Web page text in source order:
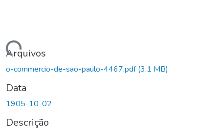
Arquivos
o-commercio-de-sao-paulo-4467.pdf(3,1 MB)
Data
1905-10-02
Descrição